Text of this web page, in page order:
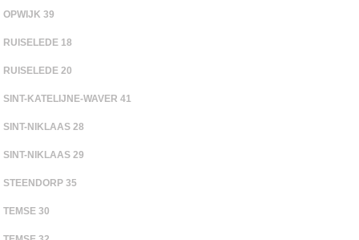
OPWIJK 39
RUISELEDE 18
RUISELEDE 20
SINT-KATELIJNE-WAVER 41
SINT-NIKLAAS 28
SINT-NIKLAAS 29
STEENDORP 35
TEMSE 30